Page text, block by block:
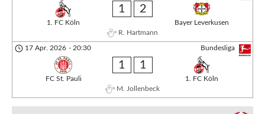
1. FC Köln
1 2
Bayer Leverkusen
R. Hartmann
Bundesliga
17 Apr. 2026 - 20:30
FC St. Pauli
1 1
1. FC Köln
M. Jollenbeck